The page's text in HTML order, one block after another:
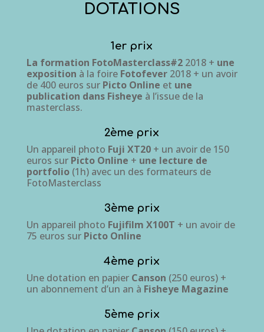
DOTATIONS
1er prix
La formation FotoMasterclass#22018 + une
exposition à la foire Fotofever2018 + un avoir
de 400 euros sur Picto Online et une
publication dans Fisheye à l’issue de la
masterclass.
2ème prix
Un appareil photo Fuji XT20+ un avoir de 150
euros sur Picto Online + une lecture de
portfolio(1h) avec un des formateurs de
FotoMasterclass
3ème prix
Un appareil photo Fujifilm X100T + un avoir de
75 euros sur Picto Online
4ème prix
Une dotation en papier Canson (250 euros) +
un abonnement d’un an à Fisheye Magazine
5ème prix